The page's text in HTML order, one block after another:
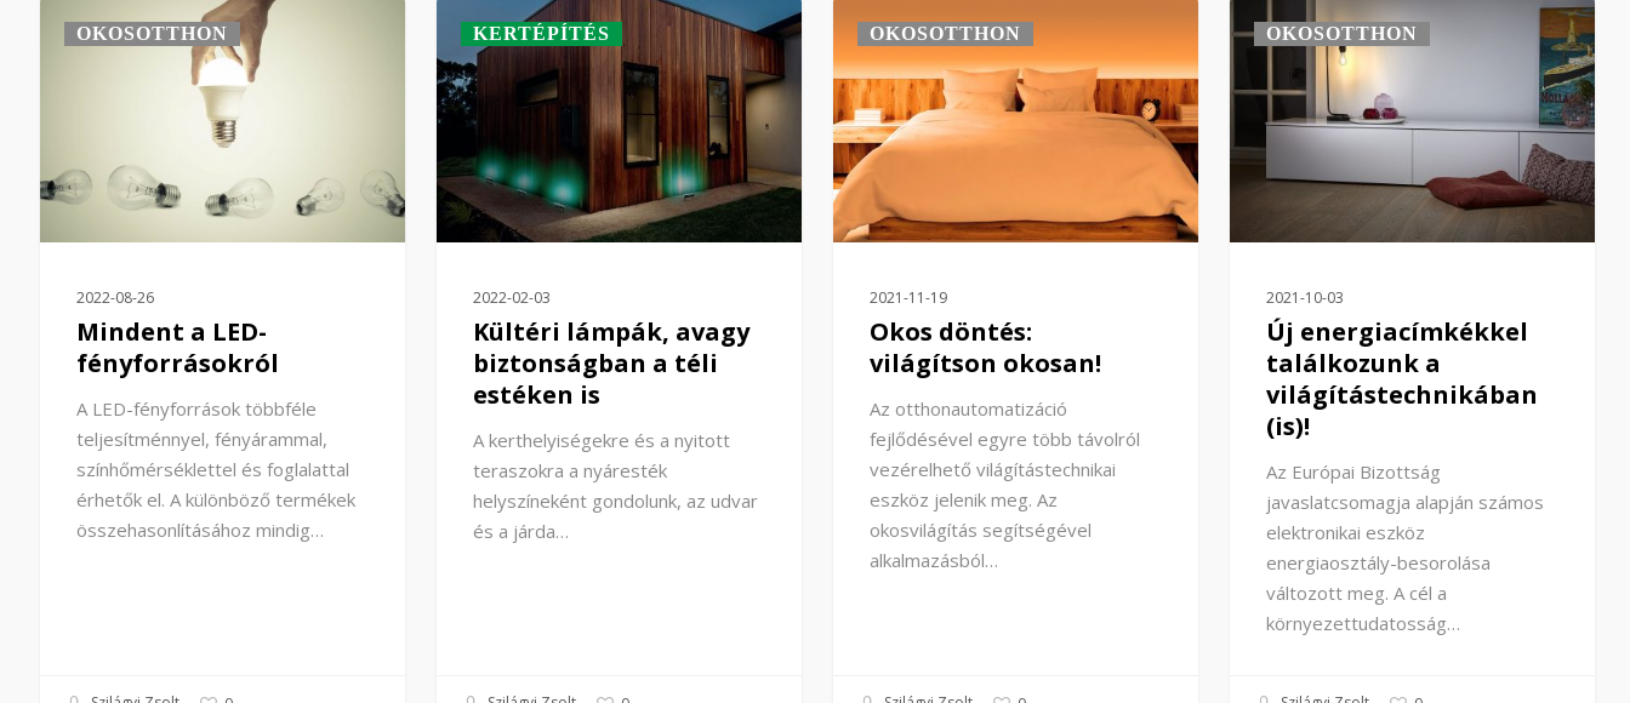
OKOSOTTHON
2022-08-26
Mindent a LED-
fényforrásokról
A LED-fényforrások többféle
teljesítménnyel, fényárammal,
színhőmérséklettel és foglalattal
érhetők el. A különböző termékek
összehasonlításához mindig…
KERTÉPÍTÉS
2022-02-03
Kültéri lámpák, avagy
biztonságban a téli
estéken is
A kerthelyiségekre és a nyitott
teraszokra a nyáresték
helyszíneként gondolunk, az udvar
és a járda…
OKOSOTTHON
2021-11-19
Okos döntés:
világítson okosan!
Az otthonautomatizáció
fejlődésével egyre több távolról
vezérelhető világítástechnikai
eszköz jelenik meg. Az
okosvilágítás segítségével
alkalmazásból…
OKOSOTTHON
2021-10-03
Új energiacímkékkel
találkozunk a
világítástechnikában
(is)!
Az Európai Bizottság
javaslatcsomagja alapján számos
elektronikai eszköz
energiaosztály-besorolása
változott meg. A cél a
környezettudatosság…